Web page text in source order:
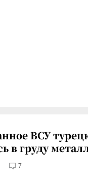
ВСУ
в груду
7